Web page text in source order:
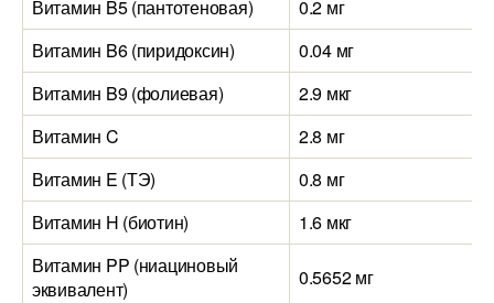
Витамин B5 (пантотеновая)
0.2 мг
Витамин B6 (пиридоксин)
0.04 мг
Витамин B9 (фолиевая)
2.9 мкг
Витамин C
2.8 мг
Витамин E (ТЭ)
0.8 мг
Витамин H (биотин)
1.6 мкг
Витамин PP (ниациновый
эквивалент)
0.5652 мг